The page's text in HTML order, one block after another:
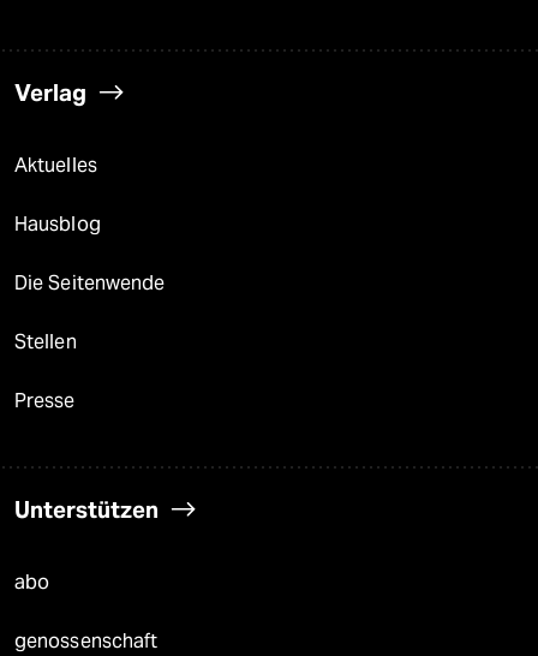
Verlag
Aktuelles
Hausblog
Die Seitenwende
Stellen
Presse
Unterstützen
abo
genossenschaft